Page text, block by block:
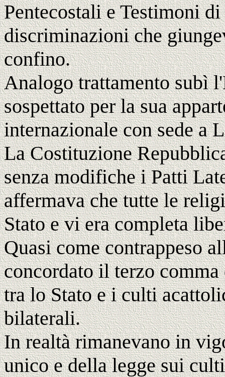
Pentecostali e Testimoni
discriminazioni che
confino.
Analogo trattamento subì
sospettato per la sua
internazionale con sede a
La Costituzione
senza modifiche i Patti
affermava che tutte le
Stato e vi era completa
Quasi come contrappeso
concordato il terzo
tra lo Stato e i culti
bilaterali.
In realtà rimanevano in
unico e della legge sui